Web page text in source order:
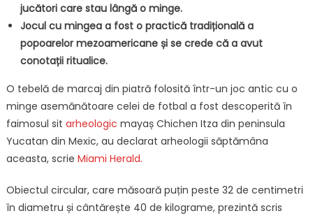
jucători care stau lângă o minge.
Jocul cu mingea a fost o practică tradițională a
popoarelor mezoamericane și se crede că a avut
conotații ritualice.
O tebelă de marcaj din piatră folosită într-un joc antic cu o
minge asemănătoare celei de fotbal a fost descoperită în
faimosul sit arheologic mayaș Chichen Itza din peninsula
Yucatan din Mexic, au declarat arheologii săptămâna
aceasta, scrie Miami Herald.
Obiectul circular, care măsoară puțin peste 32 de centimetri
în diametru și cântărește 40 de kilograme, prezintă scris